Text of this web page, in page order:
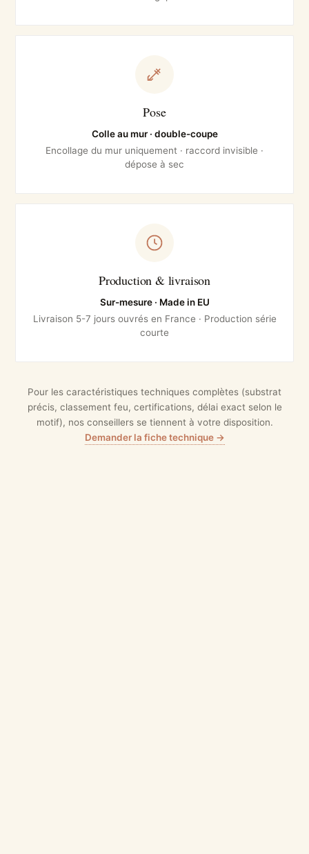
Pose
Colle au mur · double-coupe
Encollage du mur uniquement · raccord invisible ·
dépose à sec
Production & livraison
Sur-mesure · Made in EU
Livraison 5-7 jours ouvrés en France · Production série
courte
Pour les caractéristiques techniques complètes (substrat
précis, classement feu, certifications, délai exact selon le
motif), nos conseillers se tiennent à votre disposition.
Demander la fiche technique →